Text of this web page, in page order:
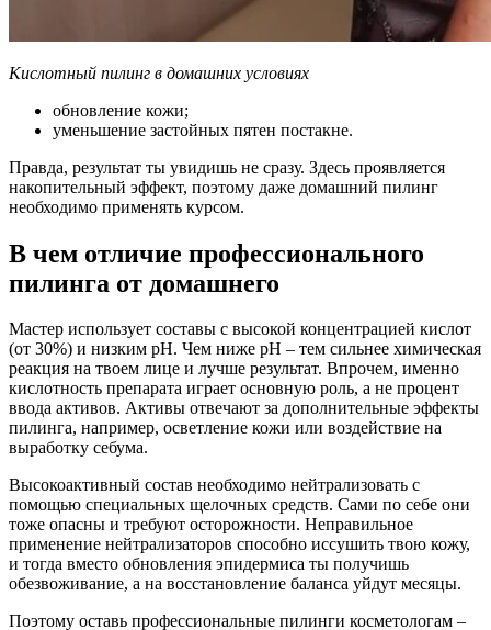
Кислотный пилинг в домашних условиях
обновление кожи;
уменьшение застойных пятен постакне.
Правда, результат ты увидишь не сразу. Здесь проявляется
накопительный эффект, поэтому даже домашний пилинг
необходимо применять курсом.
В чем отличие профессионального
пилинга от домашнего
Мастер использует составы с высокой концентрацией кислот
(от 30%) и низким pH. Чем ниже pH – тем сильнее химическая
реакция на твоем лице и лучше результат. Впрочем, именно
кислотность препарата играет основную роль, а не процент
ввода активов. Активы отвечают за дополнительные эффекты
пилинга, например, осветление кожи или воздействие на
выработку себума.
Высокоактивный состав необходимо нейтрализовать с
помощью специальных щелочных средств. Сами по себе они
тоже опасны и требуют осторожности. Неправильное
применение нейтрализаторов способно иссушить твою кожу,
и тогда вместо обновления эпидермиса ты получишь
обезвоживание, а на восстановление баланса уйдут месяцы.
Поэтому оставь профессиональные пилинги косметологам –